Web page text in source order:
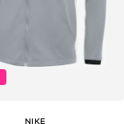
NIKE